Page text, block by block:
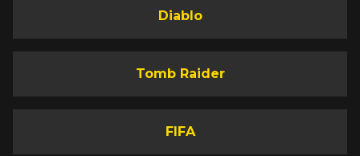
Diablo
Tomb Raider
FIFA